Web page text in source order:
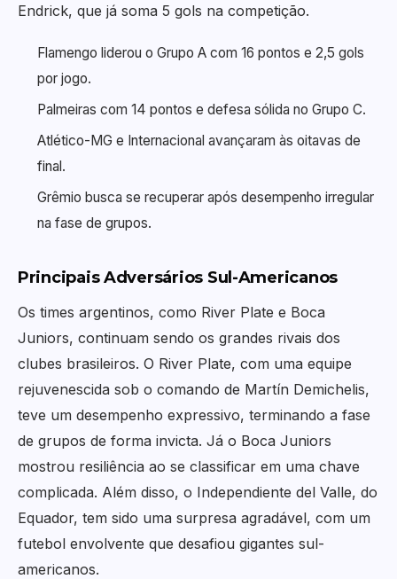
Endrick, que já soma 5 gols na competição.
Flamengo liderou o Grupo A com 16 pontos e 2,5 gols
por jogo.
Palmeiras com 14 pontos e defesa sólida no Grupo C.
Atlético-MG e Internacional avançaram às oitavas de
final.
Grêmio busca se recuperar após desempenho irregular
na fase de grupos.
Principais Adversários Sul-Americanos
Os times argentinos, como River Plate e Boca
Juniors, continuam sendo os grandes rivais dos
clubes brasileiros. O River Plate, com uma equipe
rejuvenescida sob o comando de Martín Demichelis,
teve um desempenho expressivo, terminando a fase
de grupos de forma invicta. Já o Boca Juniors
mostrou resiliência ao se classificar em uma chave
complicada. Além disso, o Independiente del Valle, do
Equador, tem sido uma surpresa agradável, com um
futebol envolvente que desafiou gigantes sul-
americanos.